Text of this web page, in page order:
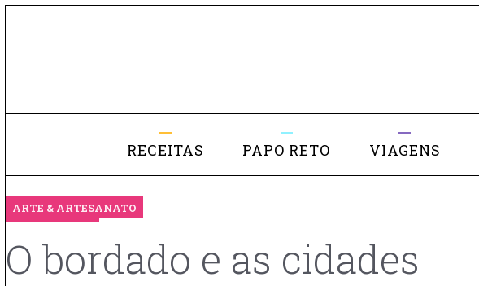
RECEITAS PAPO RETO VIAGENS
ARTE & ARTESANATO
O bordado e as cidades